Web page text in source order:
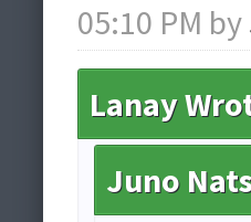
05:10 PM by
Lanay
Juno